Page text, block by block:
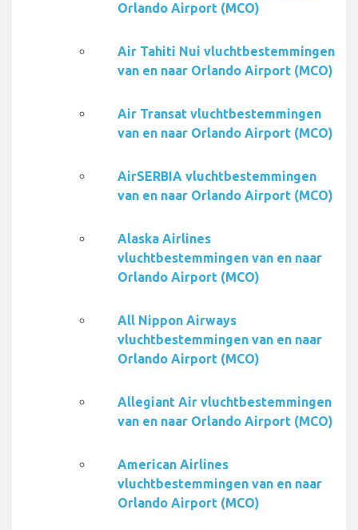
Orlando Airport (MCO)
Air Tahiti Nui vluchtbestemmingen
van en naar Orlando Airport (MCO)
Air Transat vluchtbestemmingen
van en naar Orlando Airport (MCO)
AirSERBIA vluchtbestemmingen
van en naar Orlando Airport (MCO)
Alaska Airlines
vluchtbestemmingen van en naar
Orlando Airport (MCO)
All Nippon Airways
vluchtbestemmingen van en naar
Orlando Airport (MCO)
Allegiant Air vluchtbestemmingen
van en naar Orlando Airport (MCO)
American Airlines
vluchtbestemmingen van en naar
Orlando Airport (MCO)